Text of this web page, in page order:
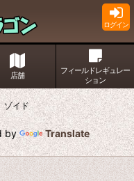
ログイン
店舗
フィールドレギュレー
ション
ゾイド
by Translate